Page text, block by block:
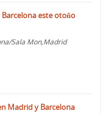
este otoño
Sala Mon,Madrid
Madrid y Barcelona